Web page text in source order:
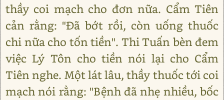
thầy coi mạch cho đơn nữa. Cẩm Tiên
cản rằng: "Đã bớt rồi, còn uống thuốc
chi nữa cho tốn tiền". Thi Tuấn bèn đem
việc Lý Tôn cho tiền nói lại cho Cẩm
Tiên nghe. Một lát lâu, thầy thuốc tới coi
mạch nói rằng: "Bệnh đã nhẹ nhiều, bốc